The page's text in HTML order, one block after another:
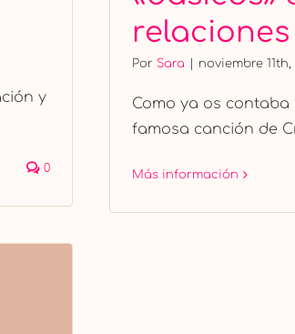
y
0
relaciones
Por Sara noviembre 11th,
Como ya os
famosa canción de
Más información